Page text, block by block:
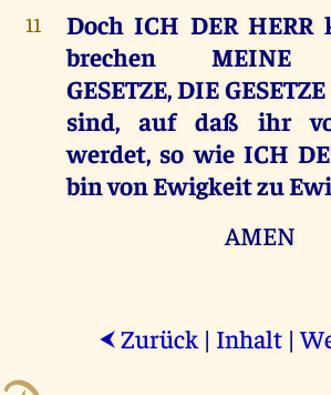
11
Doch ICH DER
brechen MEINE
GESETZE, DIE
sind, auf daß ihr
werdet, so wie ICH
bin von Ewigkeit zu
AMEN
⮜ Zurück | Inhalt |